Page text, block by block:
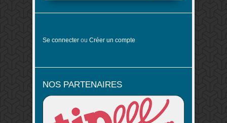
Se connecter ou Créer un compte
NOS PARTENAIRES